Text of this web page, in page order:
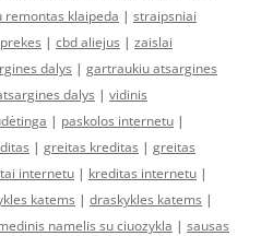
remontas klaipeda | straipsniai
| cbd aliejus | zaislai
dalys | gartraukiu atsargines
dalys | vidinis
| paskolos internetu |
| greitas kreditas | greitas
internetu | kreditas internetu |
katems | draskykles katems |
namelis su ciuozykla | sausas